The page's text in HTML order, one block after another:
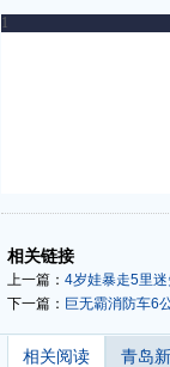
-
相关链接
上一篇： 4岁娃暴走5里
下一篇： 巨无霸消防车6
相关阅读 青岛